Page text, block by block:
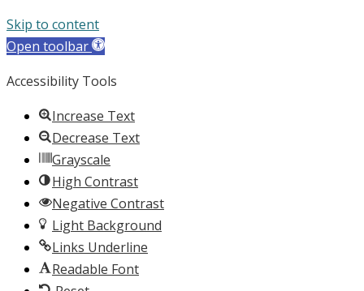
Skip to content
Open toolbar
Accessibility Tools
Increase Text
Decrease Text
Grayscale
High Contrast
Negative Contrast
Light Background
Links Underline
Readable Font